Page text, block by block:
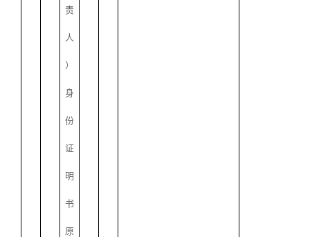
责
人
）
身
份
证
明
书
原